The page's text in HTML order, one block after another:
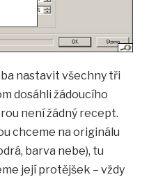
nastavit všechny tři
dosáhli žádoucího
není žádný recept.
chceme na originálu
barva nebe), tu
její protějšek – vždy